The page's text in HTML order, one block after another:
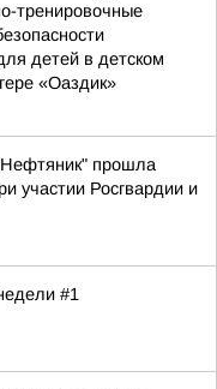
тренировочные
детей в детском
«Оаздик»
прошла
участии Росгвардии и
#1